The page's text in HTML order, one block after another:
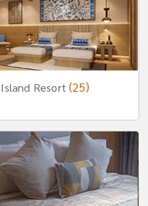
Island Resort(25)